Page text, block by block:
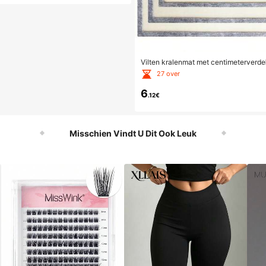
Vilten kralenmat met
nontwerp voor het maken van
gdheden, geschikt voor het maken
27 over
6.12€
Misschien Vindt U Dit Ook Leuk